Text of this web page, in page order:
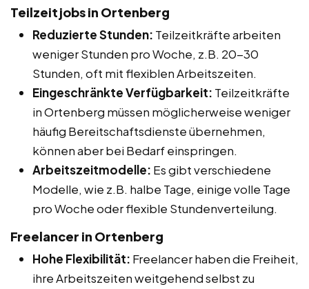
Teilzeitjobs in Ortenberg
Reduzierte Stunden: Teilzeitkräfte arbeiten
weniger Stunden pro Woche, z.B. 20-30
Stunden, oft mit flexiblen Arbeitszeiten.
Eingeschränkte Verfügbarkeit: Teilzeitkräfte
in Ortenberg müssen möglicherweise weniger
häufig Bereitschaftsdienste übernehmen,
können aber bei Bedarf einspringen.
Arbeitszeitmodelle: Es gibt verschiedene
Modelle, wie z.B. halbe Tage, einige volle Tage
pro Woche oder flexible Stundenverteilung.
Freelancer in Ortenberg
Hohe Flexibilität: Freelancer haben die Freiheit,
ihre Arbeitszeiten weitgehend selbst zu